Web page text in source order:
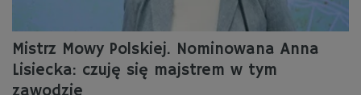
Mistrz Mowy Polskiej. Nominowana Anna
Lisiecka: czuję się majstrem w tym